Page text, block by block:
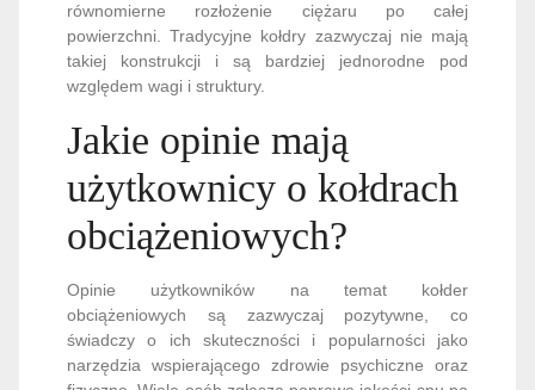
równomierne rozłożenie ciężaru po całej
powierzchni. Tradycyjne kołdry zazwyczaj nie mają
takiej konstrukcji i są bardziej jednorodne pod
względem wagi i struktury.
Jakie opinie mają
użytkownicy o kołdrach
obciążeniowych?
Opinie użytkowników na temat kołder
obciążeniowych są zazwyczaj pozytywne, co
świadczy o ich skuteczności i popularności jako
narzędzia wspierającego zdrowie psychiczne oraz